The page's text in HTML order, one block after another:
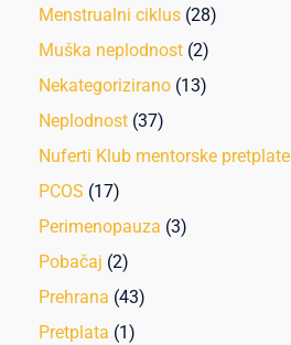
Menstrualni ciklus (28)
Muška neplodnost (2)
Nekategorizirano (13)
Neplodnost (37)
Nuferti Klub mentorske pretplate
PCOS (17)
Perimenopauza (3)
Pobačaj (2)
Prehrana (43)
Pretplata (1)